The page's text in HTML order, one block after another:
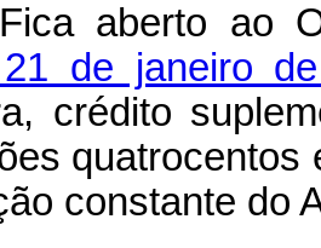
aberto ao
de janeiro
crédito
constante do